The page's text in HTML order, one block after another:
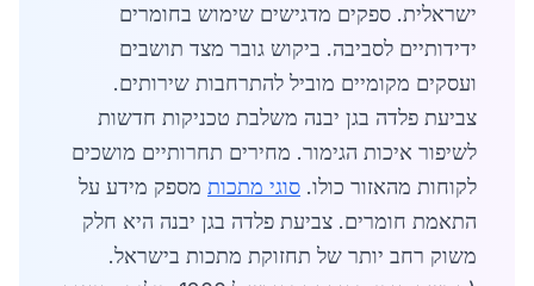
ישראלית. ספקים מדגישים שימוש בחומרים
ידידותיים לסביבה. ביקוש גובר מצד תושבים
ועסקים מקומיים מוביל להתרחבות שירותים.
צביעת פלדה בגן יבנה משלבת טכניקות חדשות
לשיפור איכות הגימור. מחירים תחרותיים מושכים
לקוחות מהאזור כולו. סוגי מתכות מספק מידע על
התאמת חומרים. צביעת פלדה בגן יבנה היא חלק
משוק רחב יותר של תחזוקת מתכות בישראל.